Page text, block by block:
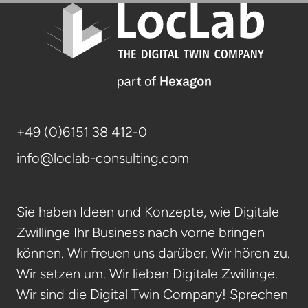
+49 (0)6151 38 412-0
info@loclab-consulting.com
Sie haben Ideen und Konzepte, wie Digitale
Zwillinge Ihr Business nach vorne bringen
können. Wir freuen uns darüber. Wir hören zu.
Wir setzen um. Wir lieben Digitale Zwillinge.
Wir sind die Digital Twin Company! Sprechen